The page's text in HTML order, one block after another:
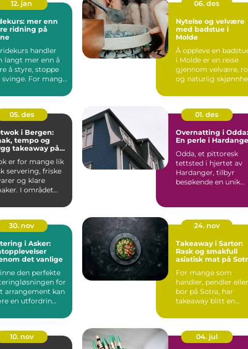
12. jan
mer enn
ridning på
handler
langt mer enn å
å styre, stoppe
For mange
06. des
Nytelse og velvære
med badstue i
Molde
Å oppleve en
i Molde er en reise
gjennom velvære, ro
og naturlig
05. des
i Bergen:
tempo og
takeaway på
er for mange lik
servering, friske
og klare
I området
01. des
Overnatting i Odda:
En perle i
Odda, et pittoresk
tettsted i hjertet av
Hardanger, tilbyr
besøkende en unik
30. nov
i Asker:
det vanlige
den perfekte
for
arrangement kan
en utfordrin...
24. nov
Takeaway i Sartor:
Rask og smakfull
asiatisk mat på
For mange som
handler, pendler eller
bor på Sotra, har
takeaway blitt en
10. nov
04. jul